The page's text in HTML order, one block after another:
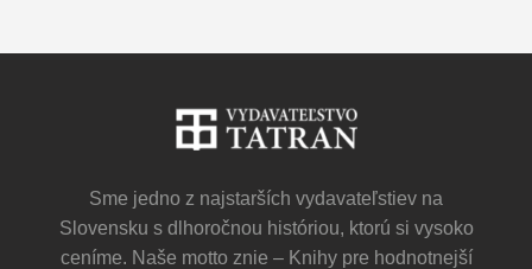
Sme jedno z najstarších vydavateľstiev na
Slovensku s dlhoročnou históriou, ktorú si vysoko
ceníme. Naše motto znie – Knihy pre hodnotnejší